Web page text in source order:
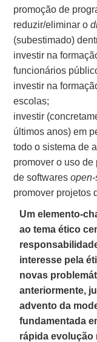
promoção de
reduzir/eliminar o
(subestimado)
investir na
funcionários
investir na
escolas;
investir
últimos anos) em
todo o sistema de
promover o uso
de softwares
promover projetos
Um elemento-
ao tema ético
interesse pela
novas
anteriormente,
advento da
fundamentada
rápida evolução